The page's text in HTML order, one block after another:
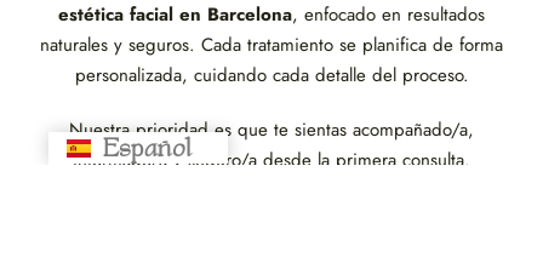
estética facial en Barcelona, enfocado en resultados
naturales y seguros. Cada tratamiento se planifica de forma
personalizada, cuidando cada detalle del proceso.
Nuestra prioridad es que te sientas acompañado/a,
informado/a y seguro/a desde la primera consulta.
Español
Русский